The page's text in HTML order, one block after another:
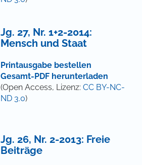
Jg. 27, Nr. 1+2-2014:
Mensch und Staat
Printausgabe bestellen
Gesamt-PDF herunterladen
(Open Access, Lizenz: CC BY-NC-
ND 3.0)
Jg. 26, Nr. 2-2013: Freie
Beiträge